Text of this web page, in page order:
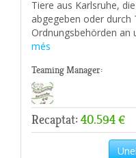
Tiere aus Karlsruhe,
abgegeben oder durch
Ordnungsbehörden an
més
Teaming Manager:
Recaptat: 40.594 €